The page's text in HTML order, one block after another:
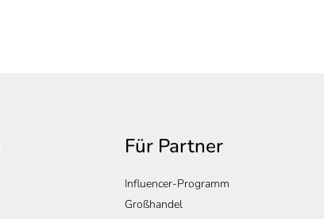
Für Partner
Influencer-Programm
Großhandel